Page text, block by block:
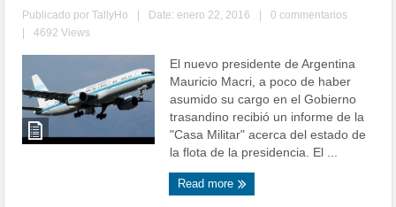
Publicado porTallyHo Date: enero 22, 2016
0 commentarios
4692 Views
El nuevo presidente de Argentina
Mauricio Macri, a poco de haber
asumido su cargo en el Gobierno
trasandino recibió un informe de la
"Casa Militar" acerca del estado de
la flota de la presidencia. El ...
Read more